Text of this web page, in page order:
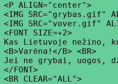
<P ALIGN="center">
<IMG SRC="grybas.gif"
<IMG SRC="vover.gif"
<FONT SIZE=+2>
Kas Lietuvoje nežino,
<B>Varėna!</B> <BR>
Jei ne grybai, uogos,
</FONT>
<BR CLEAR="ALL">